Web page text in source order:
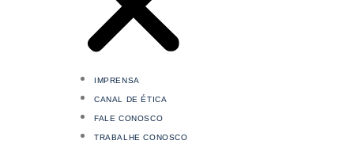
IMPRENSA
CANAL DE ÉTICA
FALE CONOSCO
TRABALHE CONOSCO